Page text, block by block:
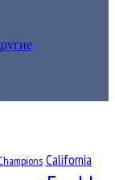
California